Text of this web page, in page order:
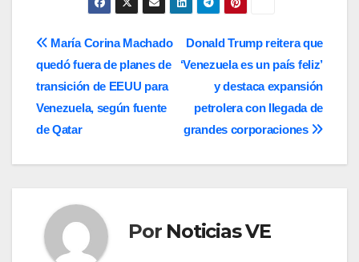
Navegación
de
entradas
Donald Trump reitera que
‘Venezuela es un país feliz’
y destaca expansión
petrolera con llegada de
grandes corporaciones
María Corina Machado
quedó fuera de planes de
transición de EEUU para
Venezuela, según fuente
de Qatar
Por Noticias VE